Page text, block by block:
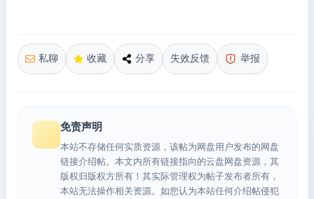
私聊 收藏 分享 失效反馈 举报
免责声明
本站不存储任何实质资源，该帖为网盘用户发布的网盘
链接介绍帖。本文内所有链接指向的云盘网盘资源，其
版权归版权方所有！其实际管理权为帖子发布者所有，
本站无法操作相关资源。如您认为本站任何介绍帖侵犯